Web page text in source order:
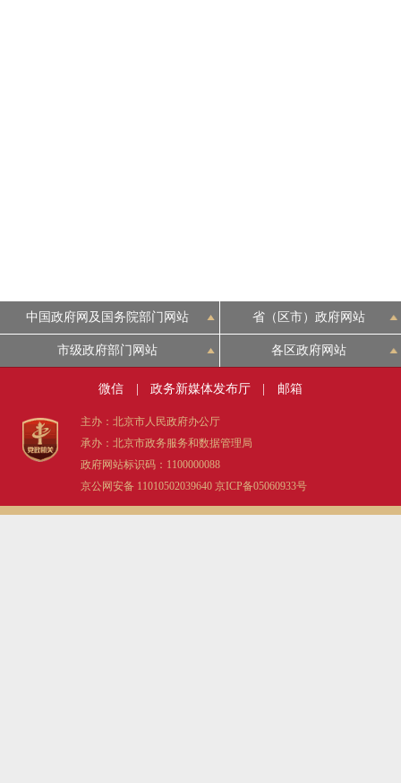
中国政府网及国务院部门网站 省（区市）政府网站
市级政府部门网站 各区政府网站
微信 政务新媒体发布厅 邮箱
主办：北京市人民政府办公厅
承办：北京市政务服务和数据管理局
政府网站标识码：1100000088
京公网安备 11010502039640 京ICP备05060933号